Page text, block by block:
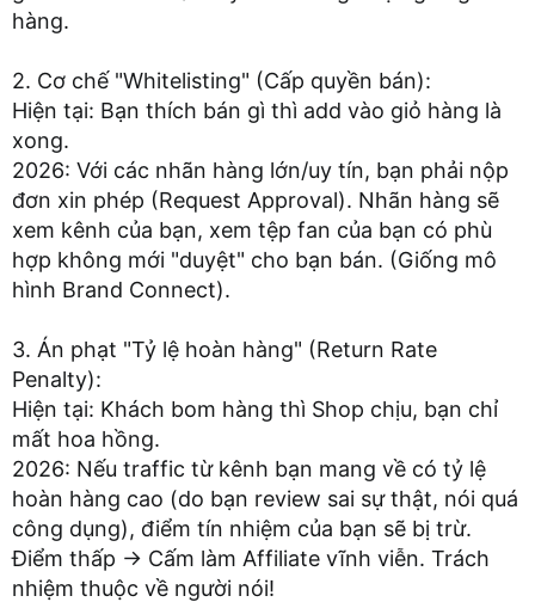
hàng.
2. Cơ chế "Whitelisting" (Cấp quyền bán):
Hiện tại: Bạn thích bán gì thì add vào giỏ hàng là
xong.
2026: Với các nhãn hàng lớn/uy tín, bạn phải nộp
đơn xin phép (Request Approval). Nhãn hàng sẽ
xem kênh của bạn, xem tệp fan của bạn có phù
hợp không mới "duyệt" cho bạn bán. (Giống mô
hình Brand Connect).
3. Án phạt "Tỷ lệ hoàn hàng" (Return Rate
Penalty):
Hiện tại: Khách bom hàng thì Shop chịu, bạn chỉ
mất hoa hồng.
2026: Nếu traffic từ kênh bạn mang về có tỷ lệ
hoàn hàng cao (do bạn review sai sự thật, nói quá
công dụng), điểm tín nhiệm của bạn sẽ bị trừ.
Điểm thấp -> Cấm làm Affiliate vĩnh viễn. Trách
nhiệm thuộc về người nói!